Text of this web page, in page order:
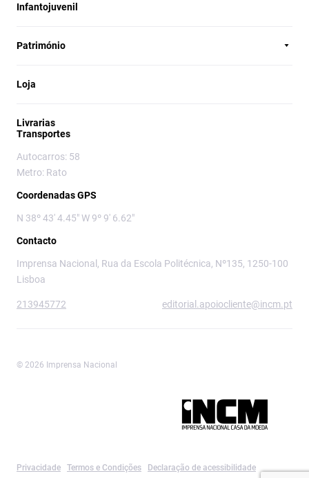
Infantojuvenil
Património
Loja
Livrarias
Transportes
Autocarros: 58
Metro: Rato
Coordenadas GPS
N 38º 43' 4.45" W 9º 9' 6.62"
Contacto
Imprensa Nacional, Rua da Escola Politécnica, Nº135, 1250-100
Lisboa
213945772 editorial.apoiocliente@incm.pt
© 2026 Imprensa Nacional
Privacidade Termos e Condições Declaração de acessibilidade